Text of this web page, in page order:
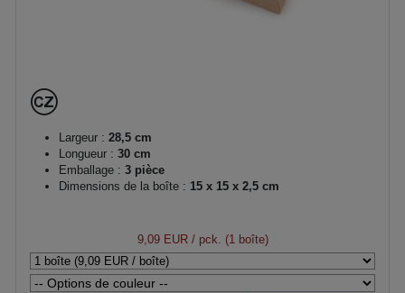
Largeur : 28,5 cm
Longueur : 30 cm
Emballage : 3 pièce
Dimensions de la boîte : 15 x 15 x 2,5 cm
9,09 EUR/ pck. (1 boîte)